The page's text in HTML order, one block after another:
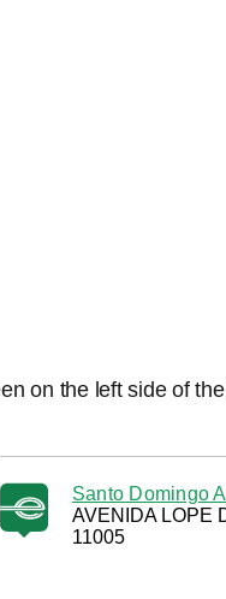
on the left side of
Santo Domingo
AVENIDA LOPE
11005